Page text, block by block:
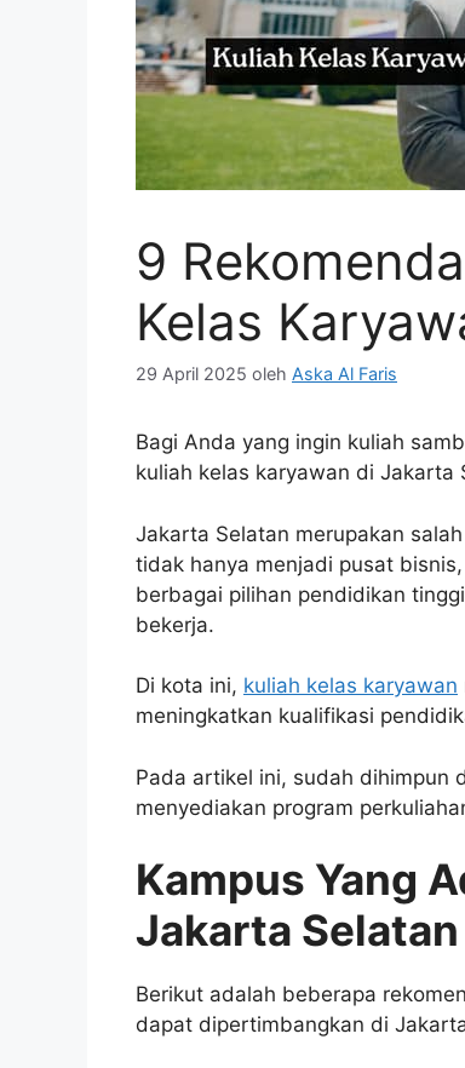
9
Kelas
29 April 2025 oleh Aska Al Faris
Bagi Anda yang ingin kuliah
kuliah kelas karyawan di Jakarta
Jakarta Selatan merupakan
tidak hanya menjadi pusat
berbagai pilihan pendidikan
bekerja.
Di kota ini, kuliah kelas karyawan
meningkatkan kualifikasi
Pada artikel ini, sudah dihimpun
menyediakan program
Kampus Yang
Jakarta Selatan
Berikut adalah beberapa
dapat dipertimbangkan di